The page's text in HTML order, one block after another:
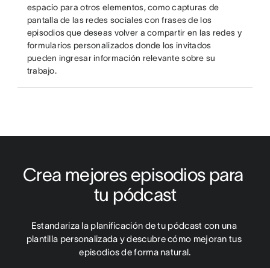
espacio para otros elementos, como capturas de
pantalla de las redes sociales con frases de los
episodios que deseas volver a compartir en las redes y
formularios personalizados donde los invitados
pueden ingresar información relevante sobre su
trabajo.
Crea mejores episodios para
tu pódcast
Estandariza la planificación de tu pódcast con una
plantilla personalizada y descubre cómo mejoran tus
episodios de forma natural.